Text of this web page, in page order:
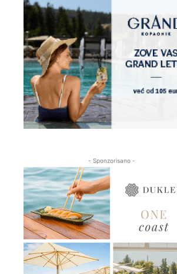
- Sponzorisano -